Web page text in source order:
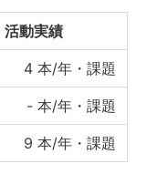
活動実績
4 本/年・課題
- 本/年・課題
9 本/年・課題